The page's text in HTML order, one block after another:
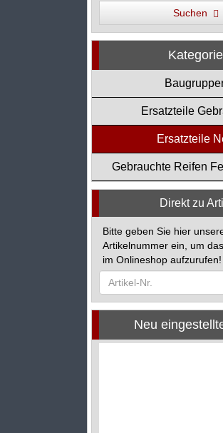
Suchen
Ersatzteile
Ersatzteile
Gebrauchte Reifen
Direkt zu
Bitte geben Sie hier
Artikelnummer ein, um
im Onlineshop aufzurufen!
Neu